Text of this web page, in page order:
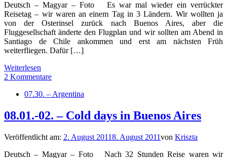
Deutsch – Magyar – Foto Es war mal wieder ein verrückter
Reisetag – wir waren an einem Tag in 3 Ländern. Wir wollten ja
von der Osterinsel zurück nach Buenos Aires, aber die
Fluggesellschaft änderte den Flugplan und wir sollten am Abend in
Santiago de Chile ankommen und erst am nächsten Früh
weiterfliegen. Dafür […]
Weiterlesen
2 Kommentare
07.30. – Argentina
08.01.-02. – Cold days in Buenos Aires
Veröffentlicht am: 2. August 20118. August 2011von Kriszta
Deutsch – Magyar – Foto Nach 32 Stunden Reise waren wir